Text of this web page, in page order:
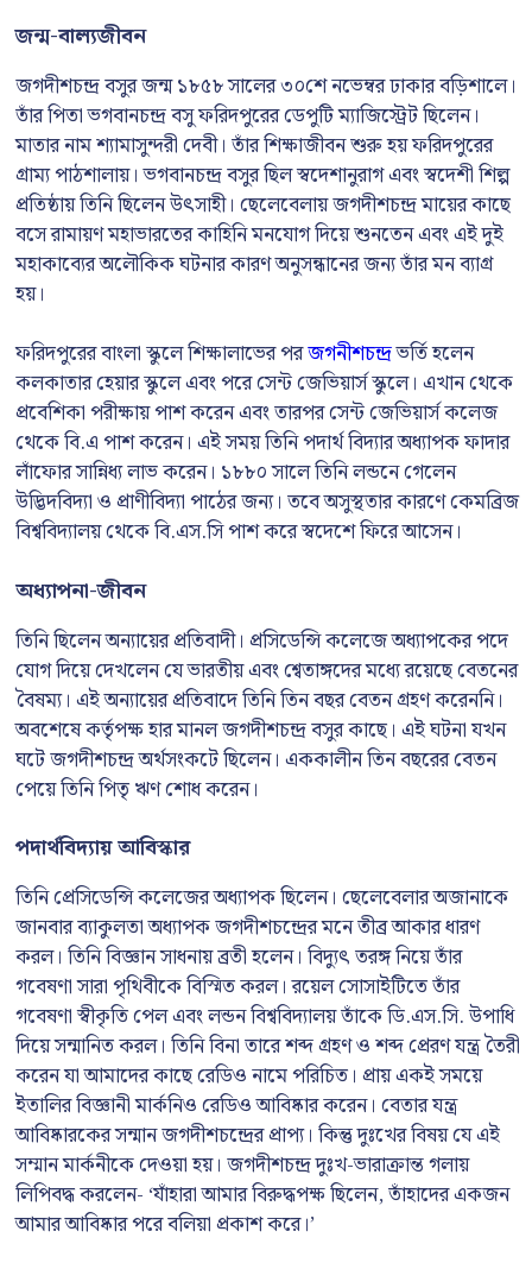
জন্ম-বাল্যজীবন
জগদীশচন্দ্র বসুর জন্ম ১৮৫৮ সালের ৩০শে নভেম্বর ঢাকার বড়িশালে।
তাঁর পিতা ভগবানচন্দ্র বসু ফরিদপুরের ডেপুটি ম্যাজিস্ট্রেট ছিলেন।
মাতার নাম শ্যামাসুন্দরী দেবী। তাঁর শিক্ষাজীবন শুরু হয় ফরিদপুরের
গ্রাম্য পাঠশালায়। ভগবানচন্দ্র বসুর ছিল স্বদেশানুরাগ এবং স্বদেশী শিল্প
প্রতিষ্ঠায় তিনি ছিলেন উৎসাহী। ছেলেবেলায় জগদীশচন্দ্র মায়ের কাছে
বসে রামায়ণ মহাভারতের কাহিনি মনযোগ দিয়ে শুনতেন এবং এই দুই
মহাকাব্যের অলৌকিক ঘটনার কারণ অনুসন্ধানের জন্য তাঁর মন ব্যাগ্র
হয়।
ফরিদপুরের বাংলা স্কুলে শিক্ষালাভের পরজগনীশচন্দ্রভর্তি হলেন
কলকাতার হেয়ার স্কুলে এবং পরে সেন্ট জেভিয়ার্স স্কুলে। এখান থেকে
প্রবেশিকা পরীক্ষায় পাশ করেন এবং তারপর সেন্ট জেভিয়ার্স কলেজ
থেকে বি.এ পাশ করেন। এই সময় তিনি পদার্থ বিদ্যার অধ্যাপক ফাদার
লাঁফোর সান্নিধ্য লাভ করেন। ১৮৮০ সালে তিনি লন্ডনে গেলেন
উদ্ভিদবিদ্যা ও প্রাণীবিদ্যা পাঠের জন্য। তবে অসুস্থতার কারণে কেমব্রিজ
বিশ্ববিদ্যালয় থেকে বি.এস.সি পাশ করে স্বদেশে ফিরে আসেন।
অধ্যাপনা-জীবন
তিনি ছিলেন অন্যায়ের প্রতিবাদী। প্রসিডেন্সি কলেজে অধ্যাপকের পদে
যোগ দিয়ে দেখলেন যে ভারতীয় এবং শ্বেতাঙ্গদের মধ্যে রয়েছে বেতনের
বৈষম্য। এই অন্যায়ের প্রতিবাদে তিনি তিন বছর বেতন গ্রহণ করেননি।
অবশেষে কর্তৃপক্ষ হার মানল জগদীশচন্দ্র বসুর কাছে। এই ঘটনা যখন
ঘটে জগদীশচন্দ্র অর্থসংকটে ছিলেন। এককালীন তিন বছরের বেতন
পেয়ে তিনি পিতৃ ঋণ শোধ করেন।
পদার্থবিদ্যায় আবিস্কার
তিনি প্রেসিডেন্সি কলেজের অধ্যাপক ছিলেন। ছেলেবেলার অজানাকে
জানবার ব্যাকুলতা অধ্যাপক জগদীশচন্দ্রের মনে তীব্র আকার ধারণ
করল। তিনি বিজ্ঞান সাধনায় ব্রতী হলেন। বিদ্যুৎ তরঙ্গ নিয়ে তাঁর
গবেষণা সারা পৃথিবীকে বিস্মিত করল। রয়েল সোসাইটিতে তাঁর
গবেষণা স্বীকৃতি পেল এবং লন্ডন বিশ্ববিদ্যালয় তাঁকে ডি.এস.সি. উপাধি
দিয়ে সন্মানিত করল। তিনি বিনা তারে শব্দ গ্রহণ ও শব্দ প্রেরণ যন্ত্র তৈরী
করেন যা আমাদের কাছে রেডিও নামে পরিচিত। প্রায় একই সময়ে
ইতালির বিজ্ঞানী মার্কনিও রেডিও আবিষ্কার করেন। বেতার যন্ত্র
আবিষ্কারকের সন্মান জগদীশচন্দ্রের প্রাপ্য। কিন্তু দুঃখের বিষয় যে এই
সম্মান মার্কনীকে দেওয়া হয়। জগদীশচন্দ্র দুঃখ-ভারাক্রান্ত গলায়
লিপিবদ্ধ করলেন- ‘যাঁহারা আমার বিরুদ্ধপক্ষ ছিলেন, তাঁহাদের একজন
আমার আবিষ্কার পরে বলিয়া প্রকাশ করে।’